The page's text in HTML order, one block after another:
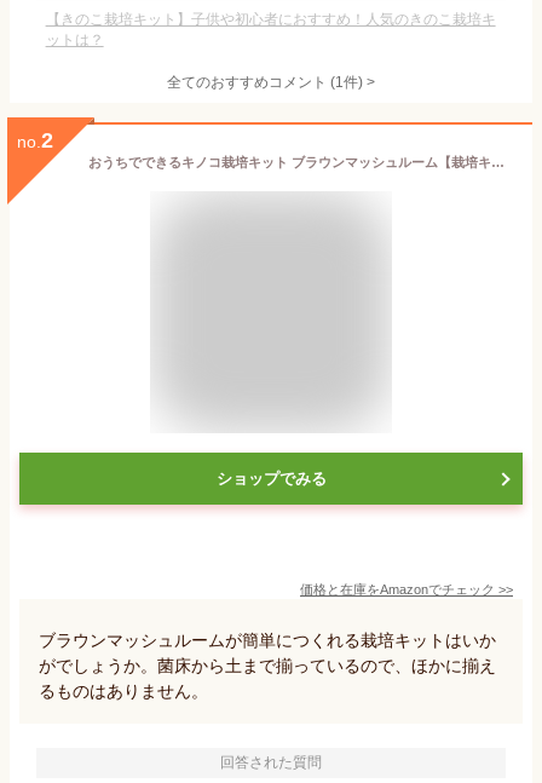
【きのこ栽培キット】子供や初心者におすすめ！人気のきのこ栽培キ
ットは？
全てのおすすめコメント (1件) >
no. 2
おうちでできるキノコ栽培キット ブラウンマッシュルーム【栽培キット/1個】【セット内容：キノコブロック(菌床)、赤玉土、説明書、ビニール袋】おうちで簡単にマッシュルームが栽培出来るキットです。小さなきのこがふくらむ様子は楽しいですよ。菌床から土まで揃っていますので、他にはいりません。
ショップでみる
価格と在庫をAmazonでチェック >>
ブラウンマッシュルームが簡単につくれる栽培キットはいか
がでしょうか。菌床から土まで揃っているので、ほかに揃え
るものはありません。
回答された質問